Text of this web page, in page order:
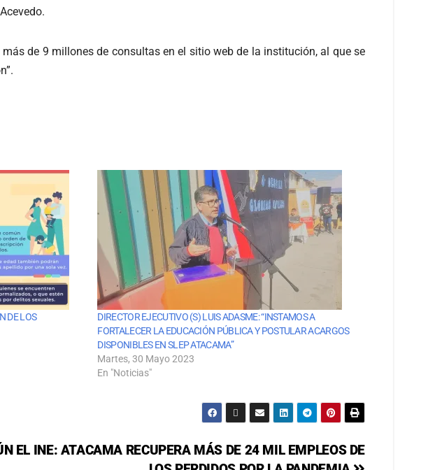
de 9 millones de consultas en el sitio web de la institución, al que se
DE LOS
DIRECTOR EJECUTIVO (S) LUIS ADASME: “INSTAMOS A
FORTALECER LA EDUCACIÓN PÚBLICA Y POSTULAR ACARGOS
DISPONIBLES EN SLEP ATACAMA”
Martes, 30 Mayo 2023
En "Noticias"
EL INE: ATACAMA RECUPERA MÁS DE 24 MIL EMPLEOS DE